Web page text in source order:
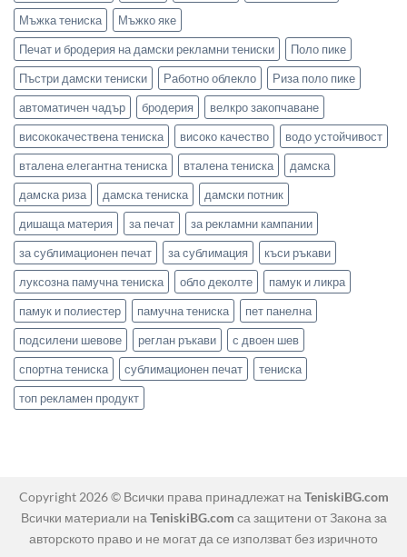
Мъжка тениска
Мъжко яке
Печат и бродерия на дамски рекламни тениски
Поло пике
Пъстри дамски тениски
Работно облекло
Риза поло пике
автоматичен чадър
бродерия
велкро закопчаване
висококачествена тениска
високо качество
водо устойчивост
вталена елегантна тениска
вталена тениска
дамска
дамска риза
дамска тениска
дамски потник
дишаща материя
за печат
за рекламни кампании
за сублимационен печат
за сублимация
къси ръкави
луксозна памучна тениска
обло деколте
памук и ликра
памук и полиестер
памучна тениска
пет панелна
подсилени шевове
реглан ръкави
с двоен шев
спортна тениска
сублимационен печат
тениска
топ рекламен продукт
Copyright 2026 © Всички права принадлежат на TeniskiBG.com
Всички материали на TeniskiBG.com са защитени от Закона за
авторското право и не могат да се използват без изричното